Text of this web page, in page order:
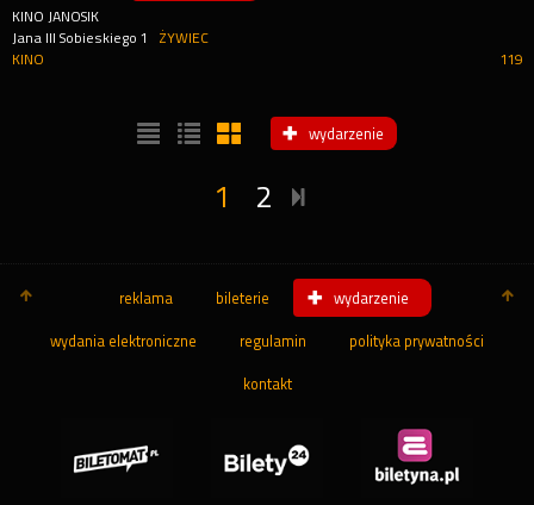
KINO JANOSIK
Jana III Sobieskiego 1
ŻYWIEC
119
KINO
wydarzenie
1 2
reklama bileterie wydarzenie
wydania elektroniczne regulamin polityka prywatności
kontakt